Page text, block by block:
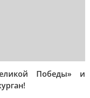
Победы» и